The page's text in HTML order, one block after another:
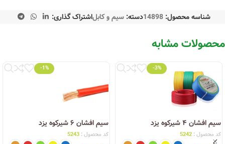
شناسه محصول: 14898دسته: سیم و کابلاشتراک گذاری:
محصولات مشابه
-3%
سیم افشان ۴ شیرکوه یزد
کد محصول : 5242
-1%
سیم افشان ۶ شیرکوه یزد
کد محصول : 5243